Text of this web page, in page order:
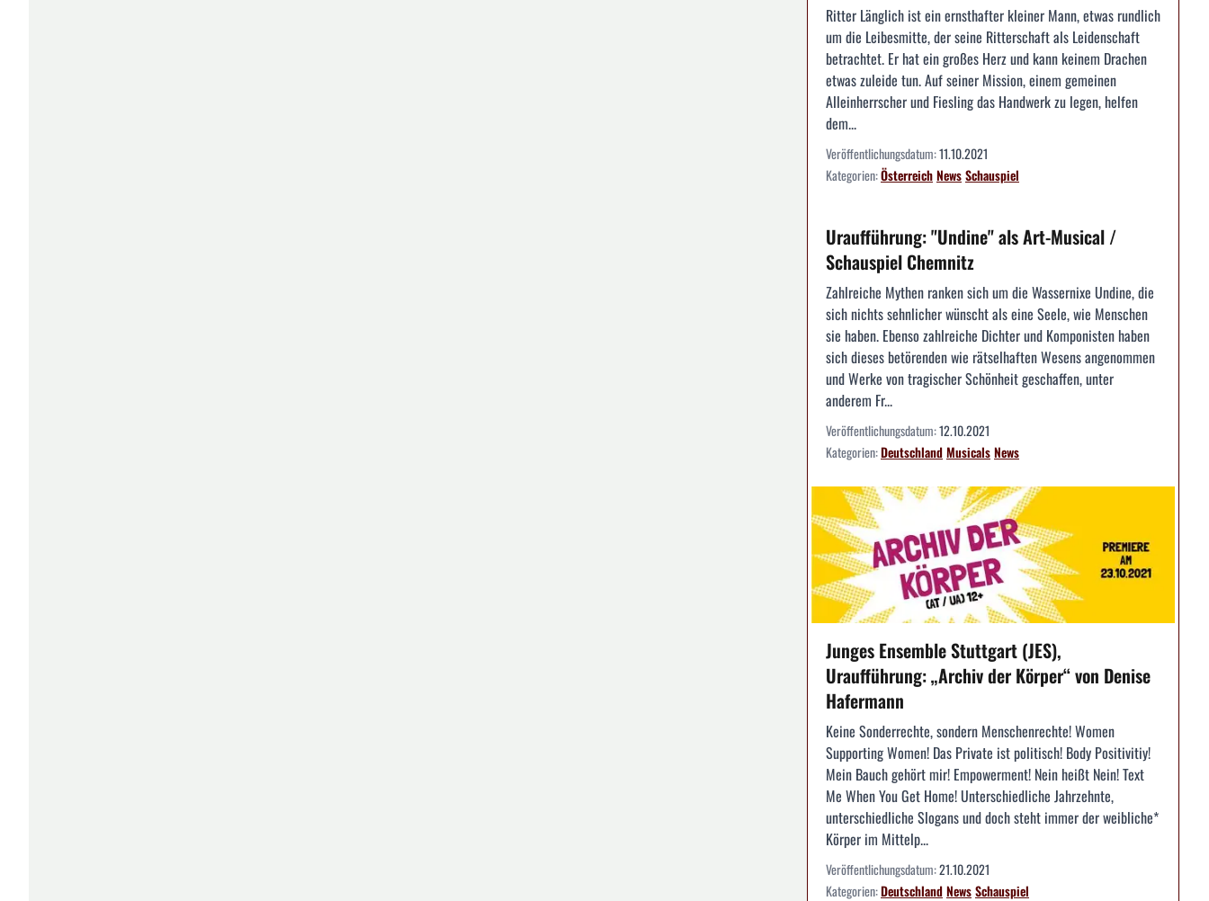
Ritter Länglich ist ein ernsthafter kleiner Mann, etwas rundlich
um die Leibesmitte, der seine Ritterschaft als Leidenschaft
betrachtet. Er hat ein großes Herz und kann keinem Drachen
etwas zuleide tun. Auf seiner Mission, einem gemeinen
Alleinherrscher und Fiesling das Handwerk zu legen, helfen
dem...
Veröffentlichungsdatum:11.10.2021
Kategorien:ÖsterreichNewsSchauspiel
Uraufführung: "Undine" als Art-Musical /
Schauspiel Chemnitz
Zahlreiche Mythen ranken sich um die Wassernixe Undine, die
sich nichts sehnlicher wünscht als eine Seele, wie Menschen
sie haben. Ebenso zahlreiche Dichter und Komponisten haben
sich dieses betörenden wie rätselhaften Wesens angenommen
und Werke von tragischer Schönheit geschaffen, unter
anderem Fr...
Veröffentlichungsdatum:12.10.2021
Kategorien:DeutschlandMusicalsNews
Junges Ensemble Stuttgart (JES),
Uraufführung: „Archiv der Körper“ von Denise
Hafermann
Keine Sonderrechte, sondern Menschenrechte! Women
Supporting Women! Das Private ist politisch! Body Positivitiy!
Mein Bauch gehört mir! Empowerment! Nein heißt Nein! Text
Me When You Get Home! Unterschiedliche Jahrzehnte,
unterschiedliche Slogans und doch steht immer der weibliche*
Körper im Mittelp...
Veröffentlichungsdatum:21.10.2021
Kategorien:DeutschlandNewsSchauspiel